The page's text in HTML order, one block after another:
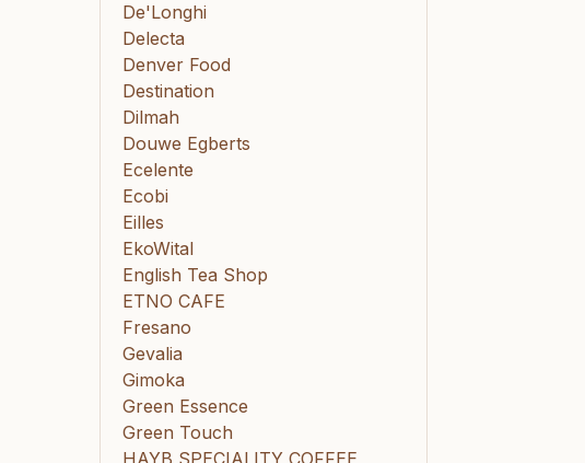
De'Longhi
Delecta
Denver Food
Destination
Dilmah
Douwe Egberts
Ecelente
Ecobi
Eilles
EkoWital
English Tea Shop
ETNO CAFE
Fresano
Gevalia
Gimoka
Green Essence
Green Touch
HAYB SPECIALITY COFFEE